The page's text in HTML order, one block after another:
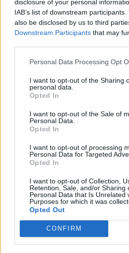
disclosure of your personal
IAB’s list of downstream
also be disclosed by us to third
Downstream Participants that may
Personal Data Processing Opt
I want to opt-out of the Sharing
personal data.
Opted In
I want to opt-out of the Sale of
Personal Data.
Opted In
I want to opt-out of processing
Personal Data for Targeted
Opted In
I want to opt-out of Collection,
Retention, Sale, and/or Sharing
Personal Data that Is Unrelated
Purposes for which it was
Opted Out
CONFIRM